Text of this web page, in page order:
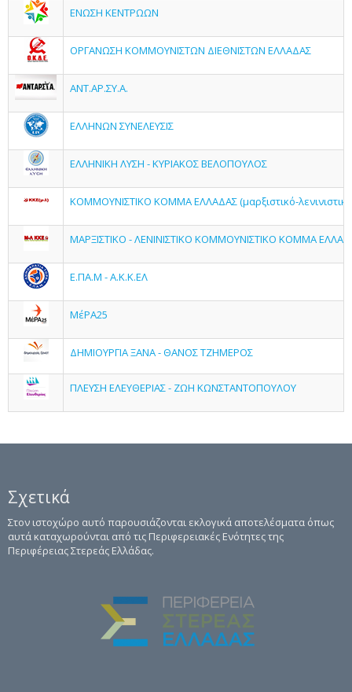
ΕΝΩΣΗ ΚΕΝΤΡΩΩΝ
ΟΡΓΑΝΩΣΗ ΚΟΜΜΟΥΝΙΣΤΩΝ ΔΙΕΘΝΙΣΤΩΝ ΕΛΛΑΔΑΣ
ΑΝΤ.ΑΡ.ΣΥ.Α.
ΕΛΛΗΝΩΝ ΣΥΝΕΛΕΥΣΙΣ
ΕΛΛΗΝΙΚΗ ΛΥΣΗ - ΚΥΡΙΑΚΟΣ ΒΕΛΟΠΟΥΛΟΣ
ΚΟΜΜΟΥΝΙΣΤΙΚΟ ΚΟΜΜΑ ΕΛΛΑΔΑΣ (μαρξιστικό-
ΜΑΡΞΙΣΤΙΚΟ - ΛΕΝΙΝΙΣΤΙΚΟ ΚΟΜΜΟΥΝΙΣΤΙΚΟ ΚΟΜΜΑ
Ε.ΠΑ.Μ - Α.Κ.Κ.ΕΛ
ΜέΡΑ25
ΔΗΜΙΟΥΡΓΙΑ ΞΑΝΑ - ΘΑΝΟΣ ΤΖΗΜΕΡΟΣ
ΠΛΕΥΣΗ ΕΛΕΥΘΕΡΙΑΣ - ΖΩΗ ΚΩΝΣΤΑΝΤΟΠΟΥΛΟΥ
Σχετικά
Στον ιστοχώρο αυτό παρουσιάζονται εκλογικά αποτελέσματα όπως
αυτά καταχωρούνται από τις Περιφερειακές Ενότητες της
Περιφέρειας Στερεάς Ελλάδας.